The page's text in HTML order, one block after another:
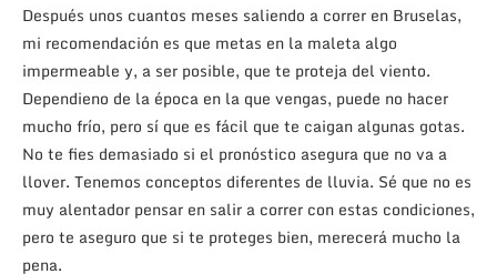
Después unos cuantos meses saliendo a correr en Bruselas,
mi recomendación es que metas en la maleta algo
impermeable y, a ser posible, que te proteja del viento.
Dependieno de la época en la que vengas, puede no hacer
mucho frío, pero sí que es fácil que te caigan algunas gotas.
No te fies demasiado si el pronóstico asegura que no va a
llover. Tenemos conceptos diferentes de lluvia. Sé que no es
muy alentador pensar en salir a correr con estas condiciones,
pero te aseguro que si te proteges bien, merecerá mucho la
pena.